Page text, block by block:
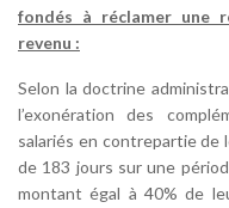
fondés à réclamer une
revenu :
Selon la doctrine
l’exonération des
salariés en contrepartie de
de 183 jours sur une
montant égal à 40% de